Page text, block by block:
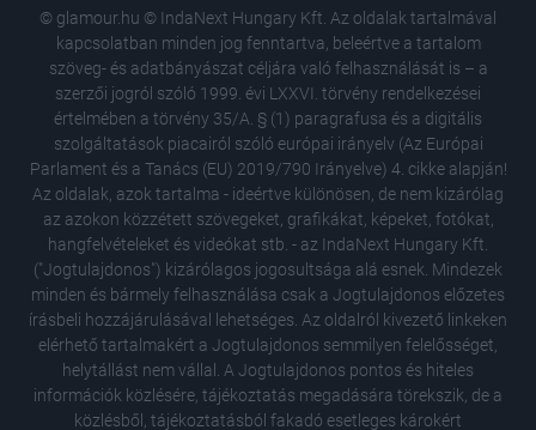
múlhat,
© glamour.hu © IndaNext Hungary Kft. Az oldalak tartalmával
kapcsolatban minden jog fenntartva, beleértve a tartalom
szöveg- és adatbányászat céljára való felhasználását is – a
szerzői jogról szóló 1999. évi LXXVI. törvény rendelkezései
értelmében a törvény 35/A. § (1) paragrafusa és a digitális
szolgáltatások piacairól szóló európai irányelv (Az Európai
Parlament és a Tanács (EU) 2019/790 Irányelve) 4. cikke alapján!
Az oldalak, azok tartalma - ideértve különösen, de nem kizárólag
az azokon közzétett szövegeket, grafikákat, képeket, fotókat,
hangfelvételeket és videókat stb. - az IndaNext Hungary Kft.
("Jogtulajdonos") kizárólagos jogosultsága alá esnek. Mindezek
minden és bármely felhasználása csak a Jogtulajdonos előzetes
írásbeli hozzájárulásával lehetséges. Az oldalról kivezető linkeken
elérhető tartalmakért a Jogtulajdonos semmilyen felelősséget,
helytállást nem vállal. A Jogtulajdonos pontos és hiteles
információk közlésére, tájékoztatás megadására törekszik, de a
közlésből, tájékoztatásból fakadó esetleges károkért